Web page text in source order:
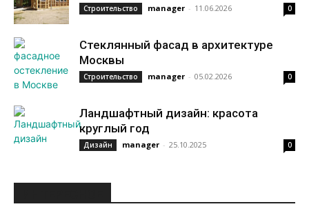
Строительство manager - 11.06.2026 0
Стеклянный фасад в архитектуре
Москвы
Строительство manager - 05.02.2026 0
Ландшафтный дизайн: красота
круглый год
Дизайн manager - 25.10.2025 0